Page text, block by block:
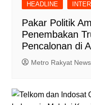
HEADLINE
Pakar Politik
Penembakan
Pencalonan di
Metro Rakyat News